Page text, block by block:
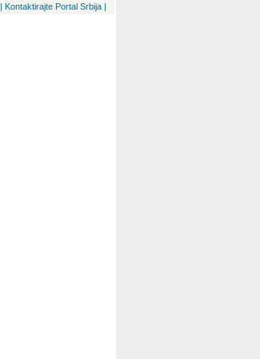
| Kontaktirajte Portal Srbija |